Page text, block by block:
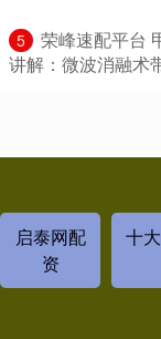
5
荣峰速配平台
讲解：微波消融术
启泰网配
资
十